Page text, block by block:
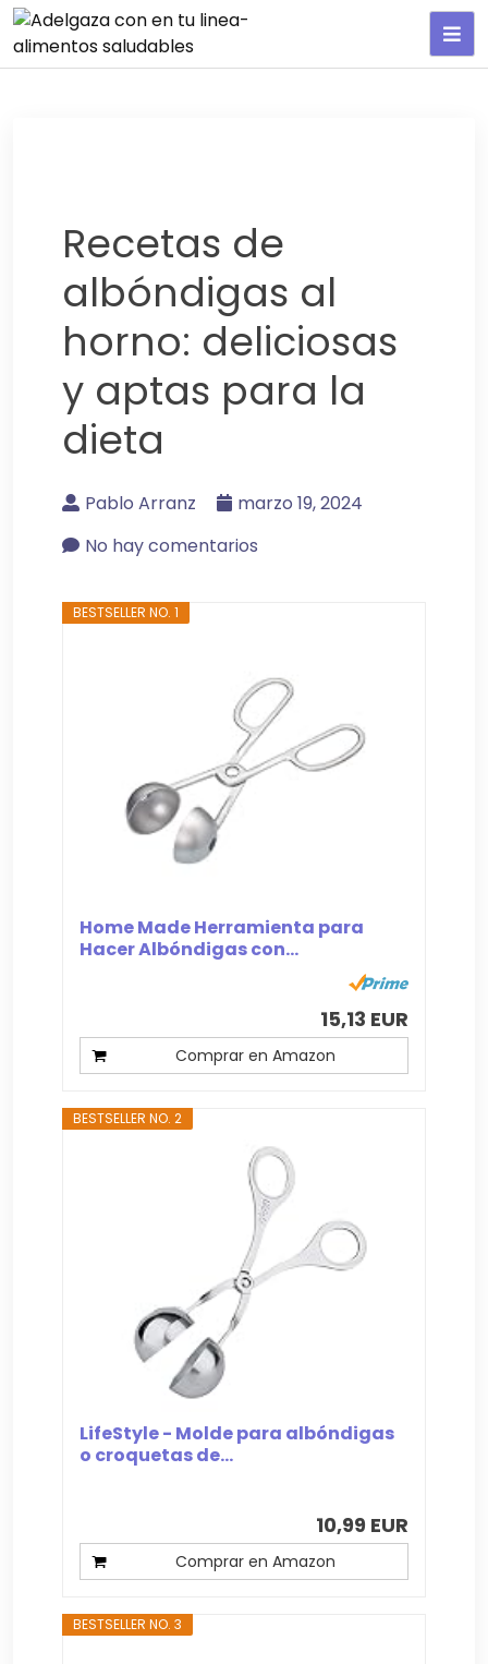
Recetas de
albóndigas al
horno: deliciosas
y aptas para la
dieta
Pablo Arranz
marzo 19, 2024
No hay comentarios
BESTSELLER NO. 1
Home Made Herramienta para
Hacer Albóndigas con...
15,13 EUR
Comprar en Amazon
BESTSELLER NO. 2
LifeStyle - Molde para albóndigas
o croquetas de...
10,99 EUR
Comprar en Amazon
BESTSELLER NO. 3